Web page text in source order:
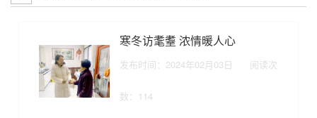
寒冬访耄耋 浓情暖人心
发布时间：2024年02月03日 阅读次
数： 114